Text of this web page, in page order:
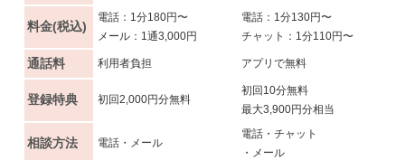
料金(税込)
電話：1分180円〜
メール：1通3,000円
電話：1分130円〜
チャット：1分110円〜
通話料 利用者負担 アプリで無料
登録特典 初回2,000円分無料
初回10分無料
最大3,900円分相当
相談方法 電話・メール
電話・チャット
・メール